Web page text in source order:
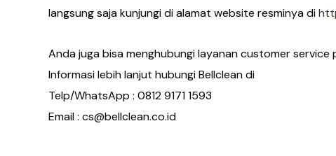
langsung saja kunjungi di alamat website resminya di
Anda juga bisa menghubungi layanan customer
Informasi lebih lanjut hubungi Bellclean di
Telp/WhatsApp : 0812 9171 1593
Email : cs@bellclean.co.id